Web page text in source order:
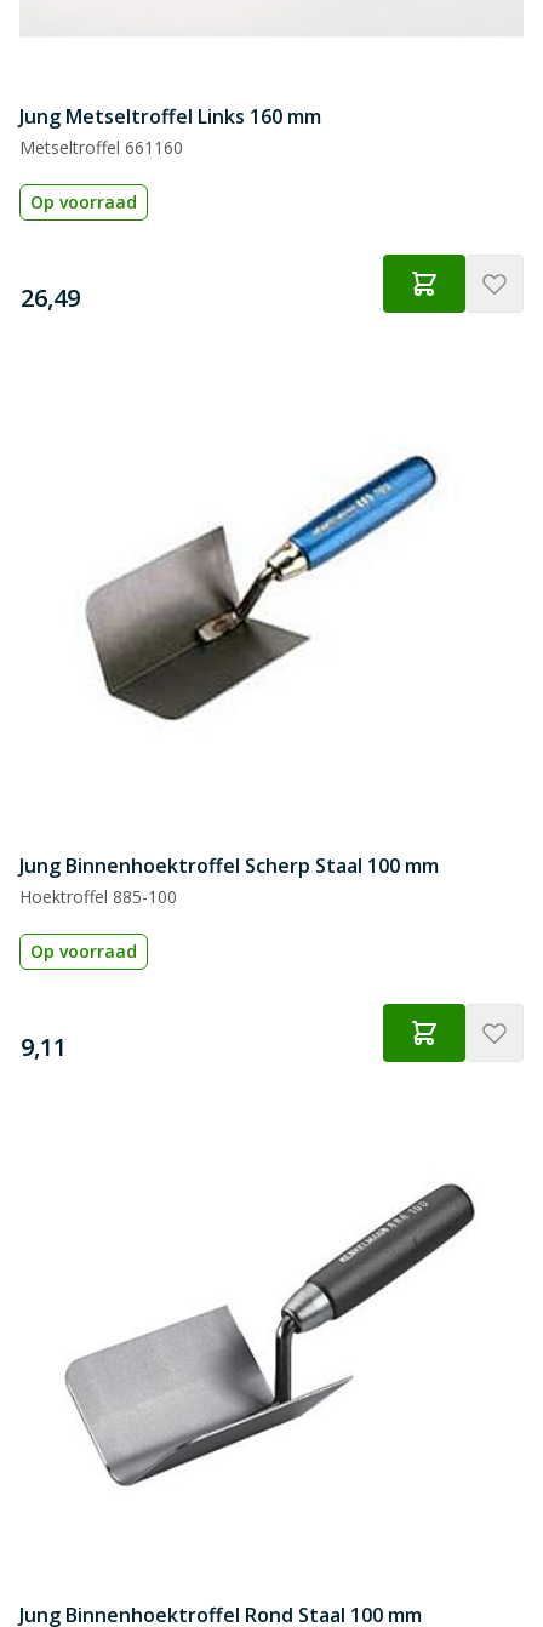
Jung Metseltroffel Links 160 mm
Metseltroffel 661160
Op voorraad
€
26,49
Jung Binnenhoektroffel Scherp Staal 100 mm
Hoektroffel 885-100
Op voorraad
€
9,11
Jung Binnenhoektroffel Rond Staal 100 mm